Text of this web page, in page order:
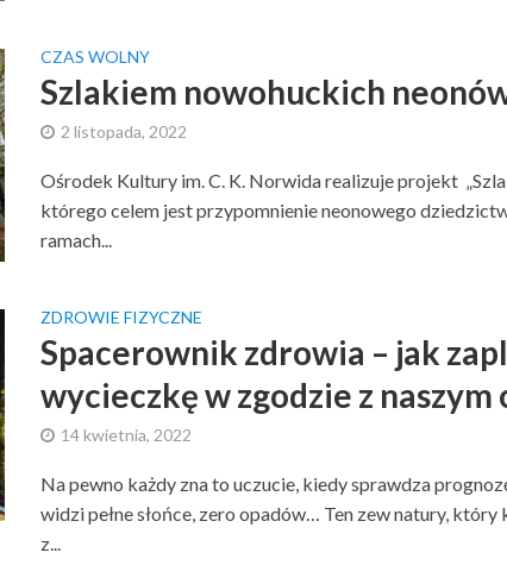
CZAS WOLNY
Szlakiem nowohuckich
2 listopada, 2022
Ośrodek Kultury im. C. K. Norwida realizuje projekt
którego celem jest przypomnienie neonowego
ramach...
ZDROWIE FIZYCZNE
Spacerownik zdrowia – jak
wycieczkę w zgodzie z naszym
14 kwietnia, 2022
Na pewno każdy zna to uczucie, kiedy sprawdza
widzi pełne słońce, zero opadów… Ten zew natury, który
z...